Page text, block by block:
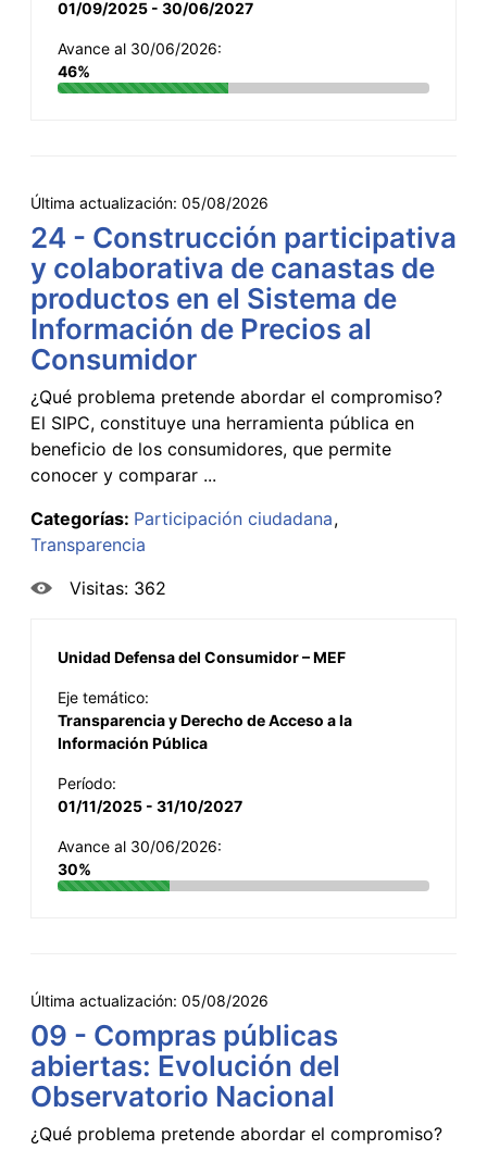
01/09/2025 - 30/06/2027
Avance al 30/06/2026:
46%
Última actualización: 05/08/2026
24 - Construcción participativa
y colaborativa de canastas de
productos en el Sistema de
Información de Precios al
Consumidor
¿Qué problema pretende abordar el compromiso?
El SIPC, constituye una herramienta pública en
beneficio de los consumidores, que permite
conocer y comparar ...
Categorías: Participación ciudadana
Transparencia
Visitas: 362
Unidad Defensa del Consumidor – MEF
Eje temático:
Transparencia y Derecho de Acceso a la
Información Pública
Período:
01/11/2025 - 31/10/2027
Avance al 30/06/2026:
30%
Última actualización: 05/08/2026
09 - Compras públicas
abiertas: Evolución del
Observatorio Nacional
¿Qué problema pretende abordar el compromiso?